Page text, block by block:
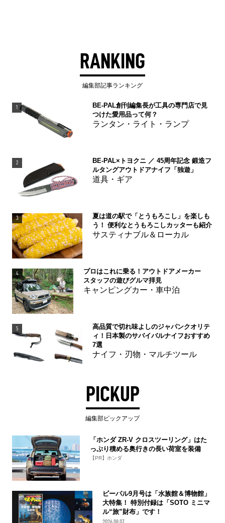
RANKING
編集部記事ランキング
1
BE-PAL創刊編集長が工具の専門店で見
つけた愛用品って何？
ランタン・ライト・ランプ
2
BE-PAL×トヨクニ ／ 45周年記念 鍛造フ
ルタングアウトドアナイフ「独遊」
道具・ギア
3
夏は道の駅で「とうもろこし」を楽しも
う！ 便利なとうもろこしカッターも紹介
サスティナブル＆ローカル
4
プロはこれに乗る！アウトドアメーカー
スタッフの遊びグルマ拝見
キャンピングカー・車中泊
5
高品質で切れ味よしのジャパンクオリテ
ィ！日本製のサバイバルナイフおすすめ
7選
ナイフ・刃物・マルチツール
PICKUP
編集部ピックアップ
「ホンダ ZR-V クロスツーリング」はた
っぷり積める奥行きの長い荷室を装備
【PR】ホンダ
ビーパル9月号は「水族館＆博物館」
大特集！ 特別付録は「SOTO ミニマ
ル“旅”財布」です！
2026.08.07